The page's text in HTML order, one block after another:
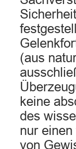
(aus
keine
des
nur
von